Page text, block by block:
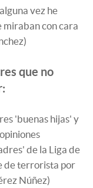
vez he
miraban con cara
que no
'buenas hijas' y
de la Liga de
de terrorista por
Núñez)